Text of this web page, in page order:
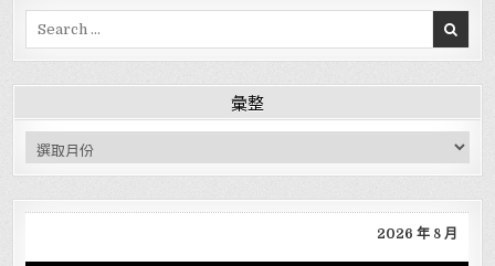
彙整
彙整
2026 年 8 月